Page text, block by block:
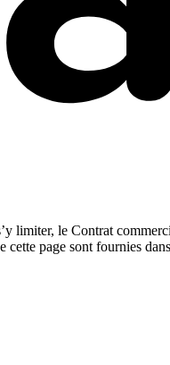
limiter, le Contrat
page sont fournies